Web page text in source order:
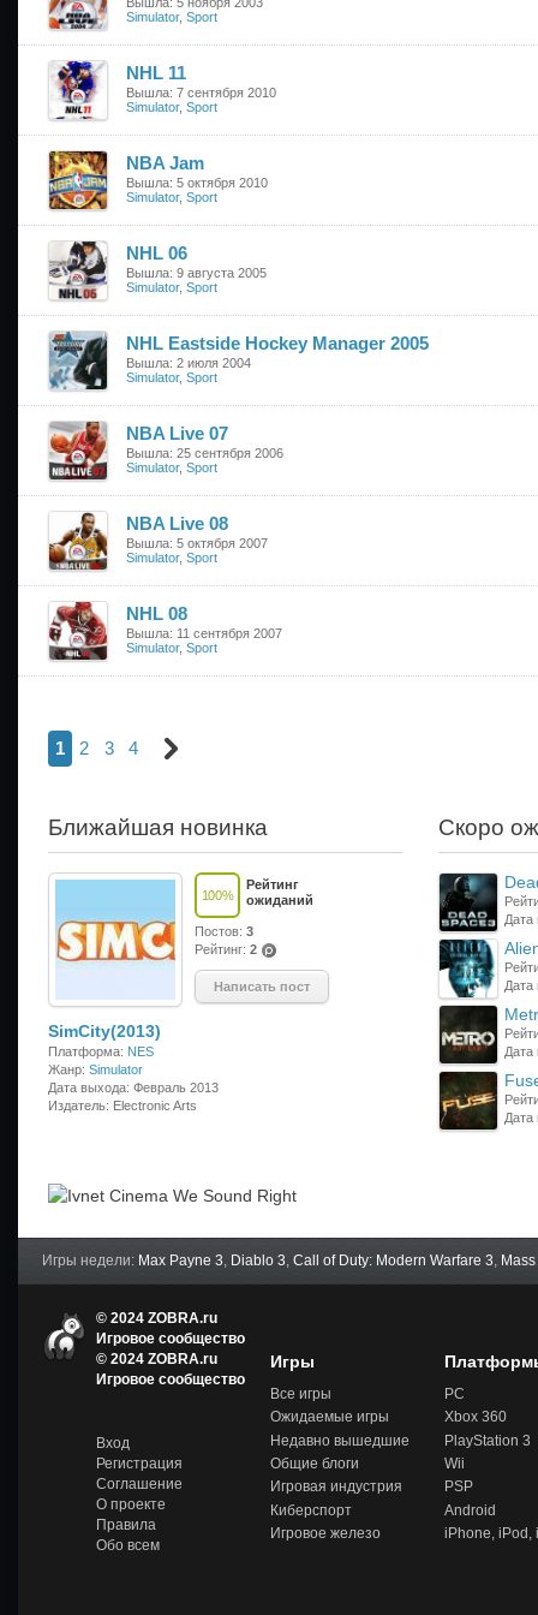
Simulator, Sport
NHL 11
Вышла: 7 сентября 2010
Simulator, Sport
NBA Jam
Вышла: 5 октября 2010
Simulator, Sport
NHL 06
Вышла: 9 августа 2005
Simulator, Sport
NHL Eastside Hockey Manager 2005
Вышла: 2 июля 2004
Simulator, Sport
NBA Live 07
Вышла: 25 сентября 2006
Simulator, Sport
NBA Live 08
Вышла: 5 октября 2007
Simulator, Sport
NHL 08
Вышла: 11 сентября 2007
Simulator, Sport
1 2 3 4
стра
ниц
а
Ближайшая новинка
100%
Рейтинг
ожиданий
Постов: 3
Рейтинг: 2
(po
ints
)
Написать пост
SimCity(2013)
Платформа: NES
Жанр: Simulator
Дата выхода: Февраль 2013
Издатель: Electronic Arts
Скоро
Дата
Дата
Дата
Дата
Игры недели: Max Payne 3, Diablo 3, Call of Duty: Modern Warfare 3,
© 2024 ZOBRA.ru
Игровое сообщество
© 2024 ZOBRA.ru
Игровое сообщество
Вход
Регистрация
Соглашение
О проекте
Правила
Обо всем
Игры
Все игры
Ожидаемые игры
Недавно вышедшие
Общие блоги
Игровая индустрия
Киберспорт
Игровое железо
PC
Xbox 360
PlayStation 3
Wii
PSP
Android
iPhone, iPod,